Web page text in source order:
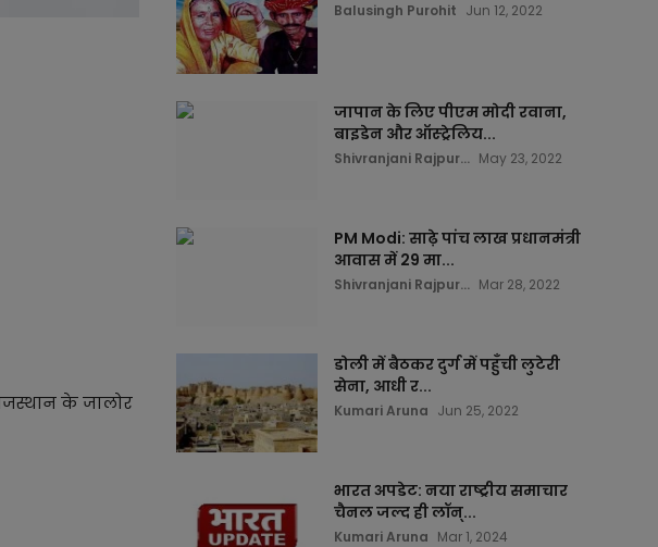
के जालोर
Balusingh Purohit Jun 12, 2022
जापान के लिए पीएम मोदी रवाना,
बाइडेन और ऑस्ट्रेलिय...
Shivranjani Rajpur... May 23, 2022
PM Modi: साढ़े पांच लाख प्रधानमंत्री
आवास में 29 मा...
Shivranjani Rajpur... Mar 28, 2022
डोली में बैठकर दुर्ग में पहुँची लुटेरी
सेना, आधी र...
Kumari Aruna Jun 25, 2022
भारत अपडेट: नया राष्ट्रीय समाचार
चैनल जल्द ही लॉन्...
Kumari Aruna Mar 1, 2024